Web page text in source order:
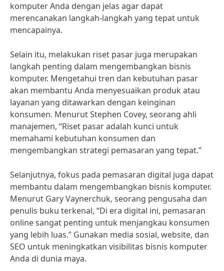
komputer Anda dengan jelas agar dapat
merencanakan langkah-langkah yang tepat untuk
mencapainya.
Selain itu, melakukan riset pasar juga merupakan
langkah penting dalam mengembangkan bisnis
komputer. Mengetahui tren dan kebutuhan pasar
akan membantu Anda menyesuaikan produk atau
layanan yang ditawarkan dengan keinginan
konsumen. Menurut Stephen Covey, seorang ahli
manajemen, “Riset pasar adalah kunci untuk
memahami kebutuhan konsumen dan
mengembangkan strategi pemasaran yang tepat.”
Selanjutnya, fokus pada pemasaran digital juga dapat
membantu dalam mengembangkan bisnis komputer.
Menurut Gary Vaynerchuk, seorang pengusaha dan
penulis buku terkenal, “Di era digital ini, pemasaran
online sangat penting untuk menjangkau konsumen
yang lebih luas.” Gunakan media sosial, website, dan
SEO untuk meningkatkan visibilitas bisnis komputer
Anda di dunia maya.